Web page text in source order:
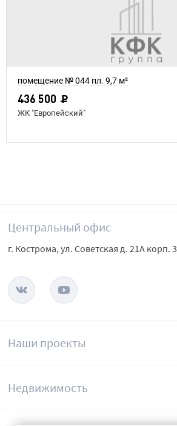
помещение № 044 пл. 9,7 м²
436 500
ЖК "Европейский"
Наши проекты
Недвижимость
Центральный офис
г. Кострома, ул. Советская д. 21А корп. 3